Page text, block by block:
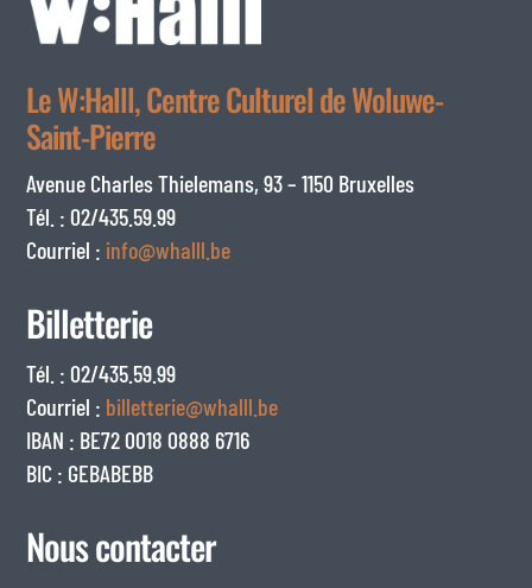
Le W:Halll, Centre Culturel de Woluwe-
Saint-Pierre
Avenue Charles Thielemans, 93 – 1150 Bruxelles
Tél. : 02/435.59.99
Courriel : info@whalll.be
Billetterie
Tél. : 02/435.59.99
Courriel : billetterie@whalll.be
IBAN : BE72 0018 0888 6716
BIC : GEBABEBB
Nous contacter